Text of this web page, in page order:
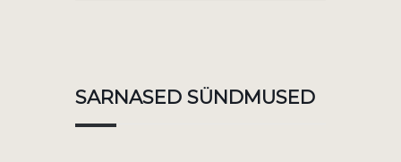
SARNASED SÜNDMUSED